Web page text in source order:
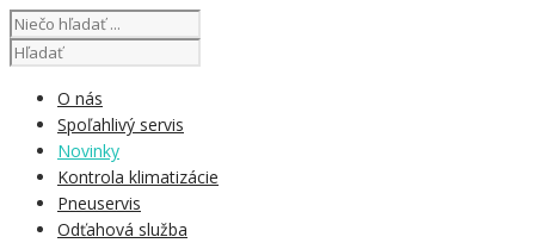
O nás
Spoľahlivý servis
Novinky
Kontrola klimatizácie
Pneuservis
Odťahová služba